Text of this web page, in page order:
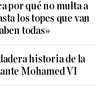
por qué no multa a
los topes que van
todas»
historia de la
Mohamed VI